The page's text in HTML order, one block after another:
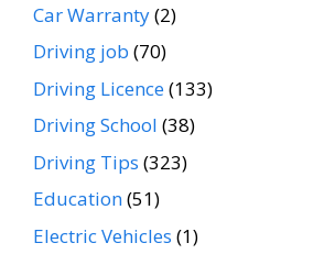
Car Warranty(2)
Driving job (70)
Driving Licence(133)
Driving School (38)
Driving Tips (323)
Education(51)
Electric Vehicles (1)